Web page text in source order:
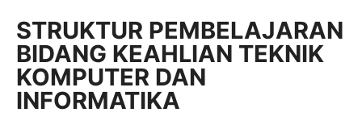
STRUKTUR PEMBELAJARAN
BIDANG KEAHLIAN TEKNIK
KOMPUTER DAN
INFORMATIKA